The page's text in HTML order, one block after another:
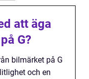
att äga
G?
bilmärket på G
och en